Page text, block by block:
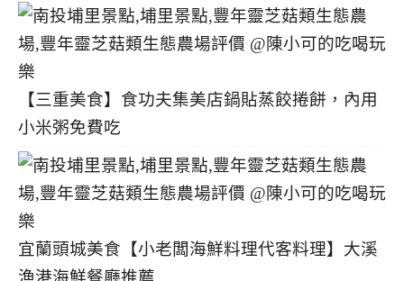
【三重美食】食功夫集美店鍋貼蒸餃捲餅，內用
小米粥免費吃
宜蘭頭城美食【小老闆海鮮料理代客料理】大溪
漁港海鮮餐廳推薦